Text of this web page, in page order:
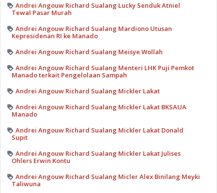
Andrei Angouw Richard Sualang Lucky Senduk Atniel
Tewal Pasar Murah
Andrei Angouw Richard Sualang Mardiono Utusan
Kepresidenan RI ke Manado
Andrei Angouw Richard Sualang Meisye Wollah
Andrei Angouw Richard Sualang Menteri LHK Puji Pemkot
Manado terkait Pengelolaan Sampah
Andrei Angouw Richard Sualang Mickler Lakat
Andrei Angouw Richard Sualang Mickler Lakat BKSAUA
Manado
Andrei Angouw Richard Sualang Mickler Lakat Donald
Supit
Andrei Angouw Richard Sualang Mickler Lakat Julises
Ohlers Erwin Kontu
Andrei Angouw Richard Sualang Micler Alex Binilang Meyki
Taliwuna